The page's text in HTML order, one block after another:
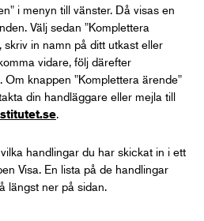
i menyn till vänster. Då visas en
Välj sedan "Komplettera
in namn på ditt utkast eller
vidare, följ därefter
Om knappen "Komplettera ärende"
din handläggare eller mejla till
handlingar du har skickat in i ett
Visa. En lista på de handlingar
längst ner på sidan.